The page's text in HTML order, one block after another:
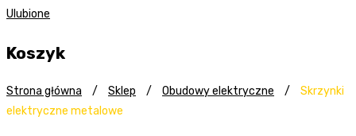
Ulubione
Koszyk
Strona główna / Sklep / Obudowy elektryczne /
Skrzynki
elektryczne metalowe